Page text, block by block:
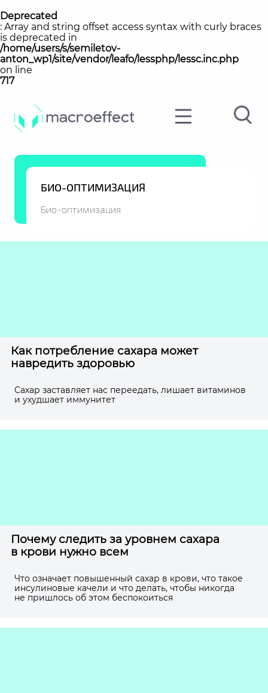
Deprecated
: Array and string offset access syntax with curly braces
is deprecated in
/home/users/s/semiletov-
anton_wp1/site/vendor/leafo/lessphp/lessc.inc.php
on line
717
БИО-ОПТИМИЗАЦИЯ
Био-оптимизация
Как потребление сахара может
навредить здоровью
Cахар заставляет нас переедать, лишает витаминов
и ухудшает иммунитет
Почему следить за уровнем сахара
в крови нужно всем
Что означает повышенный сахар в крови, что такое
инсулиновые качели и что делать, чтобы никогда
не пришлось об этом беспокоиться